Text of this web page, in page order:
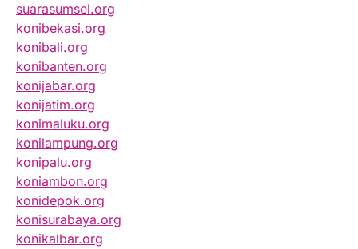
suarasumsel.org
konibekasi.org
konibali.org
konibanten.org
konijabar.org
konijatim.org
konimaluku.org
konilampung.org
konipalu.org
koniambon.org
konidepok.org
konisurabaya.org
konikalbar.org